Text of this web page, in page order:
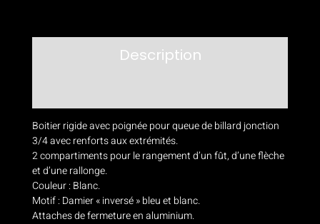
Description
Boitier rigide avec poignée pour queue de billard jonction
3/4 avec renforts aux extrémités.
2 compartiments pour le rangement d’un fût, d’une flèche
et d’une rallonge.
Couleur : Blanc.
Motif : Damier « inversé » bleu et blanc.
Attaches de fermeture en aluminium.